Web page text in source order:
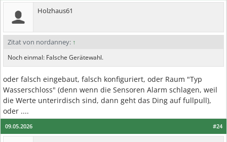
Holzhaus61
Zitat von nordanney: ↑
Noch einmal: Falsche Gerätewahl.
oder falsch eingebaut, falsch konfiguriert, oder Raum "Typ
Wasserschloss" (denn wenn die Sensoren Alarm schlagen, weil
die Werte unterirdisch sind, dann geht das Ding auf fullpull),
oder ....
#24
09.05.2026